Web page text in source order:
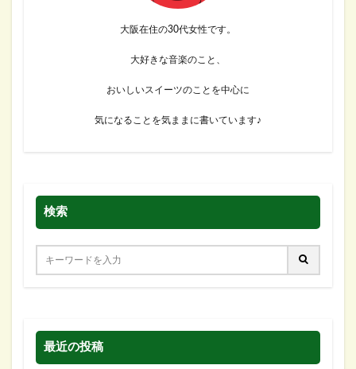
大阪在住の30代女性です。
大好きな音楽のこと、
おいしいスイーツのことを中心に
気になることを気ままに書いています♪
検索
最近の投稿